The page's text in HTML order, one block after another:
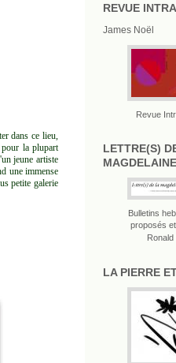
REVUE
James Noël
Revue
LETTRE(S)
MAGDELAINE
Bulletins
proposés
LA PIERRE
dans ce lieu,
pour la plupart
jeune artiste
une immense
petite galerie